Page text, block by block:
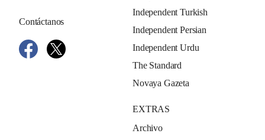
Contáctanos
Independent Turkish
Independent Persian
Independent Urdu
The Standard
Novaya Gazeta
EXTRAS
Archivo